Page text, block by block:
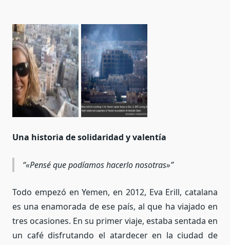
antes del conflicto
Una historia de solidaridad y valentía
«Pensé que podíamos hacerlo nosotras»
Todo empezó en Yemen, en 2012, Eva Erill, catalana
es una enamorada de ese país, al que ha viajado en
tres ocasiones. En su primer viaje, estaba sentada en
un café disfrutando el atardecer en la ciudad de